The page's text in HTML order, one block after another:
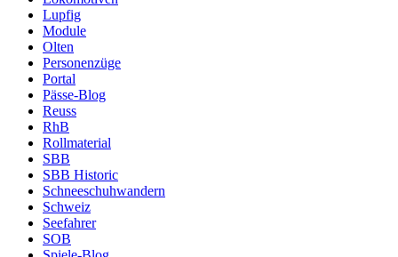
Lupfig
Module
Olten
Personenzüge
Portal
Pässe-Blog
Reuss
RhB
Rollmaterial
SBB
SBB Historic
Schneeschuhwandern
Schweiz
Seefahrer
SOB